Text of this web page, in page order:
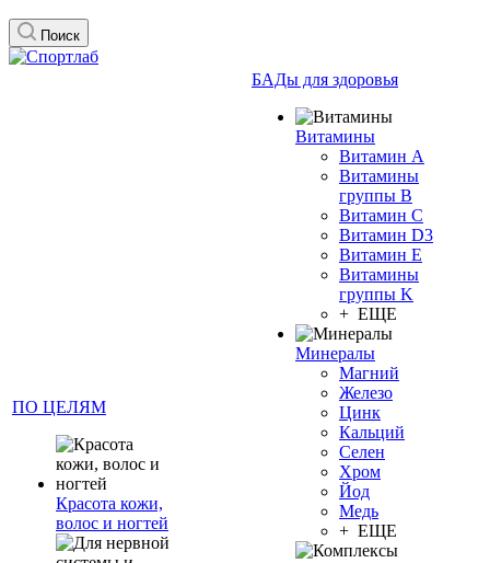
Поиск
ПО ЦЕЛЯМ
Красота кожи,
волос и ногтей
БАДы для здоровья
Витамины
Витамин А
Витамины
группы B
Витамин C
Витамин D3
Витамин E
Витамины
группы K
+ ЕЩЕ
Минералы
Магний
Железо
Цинк
Кальций
Селен
Хром
Йод
Медь
+ ЕЩЕ